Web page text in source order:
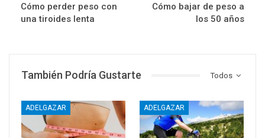
Cómo perder peso con
una tiroides lenta
Cómo bajar de peso a
los 50 años
Todos
También Podría Gustarte
ADELGAZAR ADELGAZAR